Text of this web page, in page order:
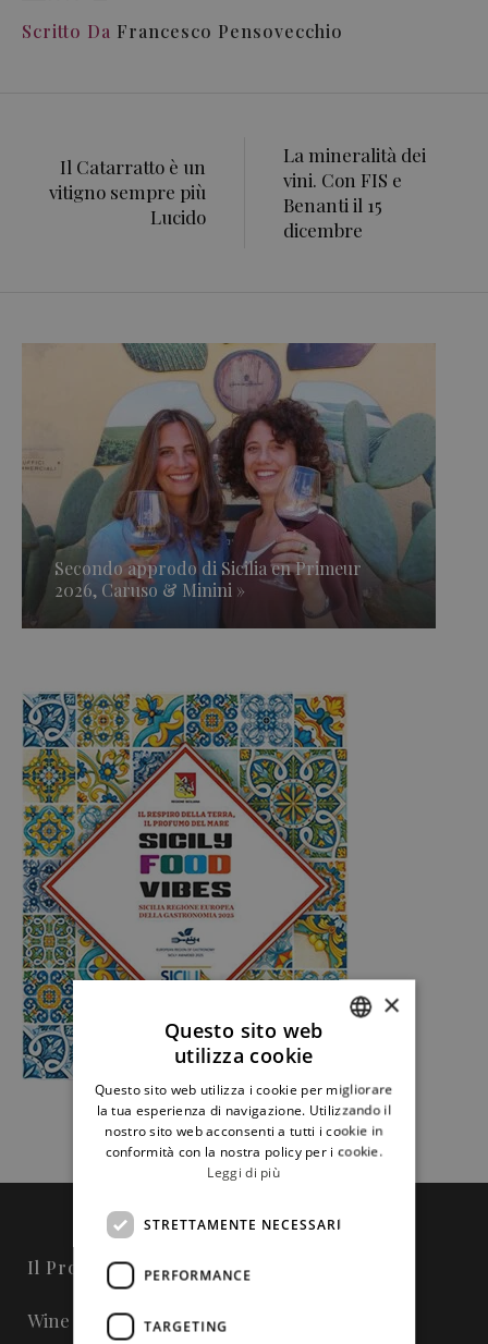
Scritto Da Francesco Pensovecchio
Il Catarratto è un
vitigno sempre più
Lucido
La mineralità dei
vini. Con FIS e
Benanti il 15
dicembre
Secondo approdo di Sicilia en Primeur
2026, Caruso & Minini »
Il Progetto
Wine in Sicily - Online Magazine
ENGLISH
×
Questo sito web
utilizza cookie
Questo sito web utilizza i cookie per migliorare
la tua esperienza di navigazione. Utilizzando il
nostro sito web acconsenti a tutti i cookie in
conformità con la nostra policy per i cookie.
Leggi di più
STRETTAMENTE NECESSARI
PERFORMANCE
TARGETING